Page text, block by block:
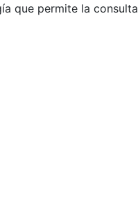
que permite la consulta